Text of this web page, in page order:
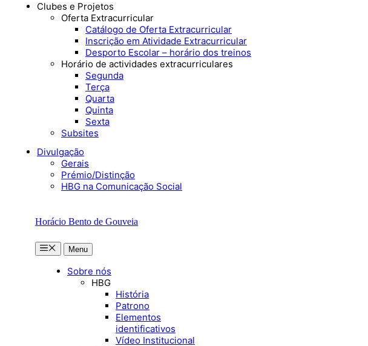
Clubes e Projetos
Oferta Extracurricular
Catálogo de Oferta Extracurricular
Inscrição em Atividade Extracurricular
Desporto Escolar – horário dos treinos
Horário de actividades extracurriculares
Segunda
Terça
Quarta
Quinta
Sexta
Subsites
Divulgação
Gerais
Prémio/Distinção
HBG na Comunicação Social
Horácio Bento de Gouveia
MenuMenu
Sobre nós
HBG
História
Patrono
Elementos
identificativos
Vídeo Institucional